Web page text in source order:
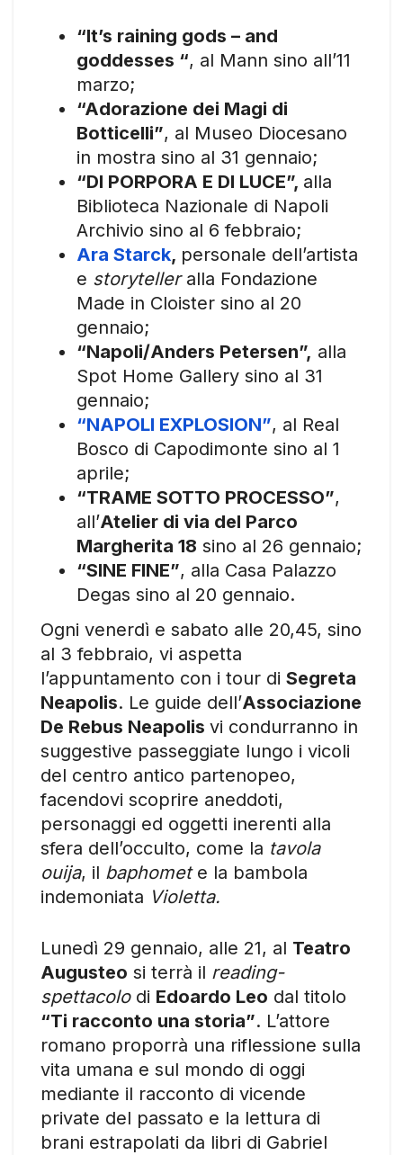
“It’s raining gods – and
goddesses “, al Mann sino all’11
marzo;
“Adorazione dei Magi di
Botticelli”, al Museo Diocesano
in mostra sino al 31 gennaio;
“DI PORPORA E DI LUCE”, alla
Biblioteca Nazionale di Napoli
Archivio sino al 6 febbraio;
Ara Starck, personale dell’artista
e storyteller alla Fondazione
Made in Cloister sino al 20
gennaio;
“Napoli/Anders Petersen”, alla
Spot Home Gallery sino al 31
gennaio;
“NAPOLI EXPLOSION”, al Real
Bosco di Capodimonte sino al 1
aprile;
“TRAME SOTTO PROCESSO”,
all’Atelier di via del Parco
Margherita 18 sino al 26 gennaio;
“SINE FINE”, alla Casa Palazzo
Degas sino al 20 gennaio.
Ogni venerdì e sabato alle 20,45, sino
al 3 febbraio, vi aspetta
l’appuntamento con i tour di Segreta
Neapolis. Le guide dell’Associazione
De Rebus Neapolis vi condurranno in
suggestive passeggiate lungo i vicoli
del centro antico partenopeo,
facendovi scoprire aneddoti,
personaggi ed oggetti inerenti alla
sfera dell’occulto, come la tavola
ouija, il baphomete la bambola
indemoniata Violetta.
Lunedì 29 gennaio, alle 21, al Teatro
Augusteo si terrà il reading-
spettacolodi Edoardo Leo dal titolo
“Ti racconto una storia”. L’attore
romano proporrà una riflessione sulla
vita umana e sul mondo di oggi
mediante il racconto di vicende
private del passato e la lettura di
brani estrapolati da libri di Gabriel